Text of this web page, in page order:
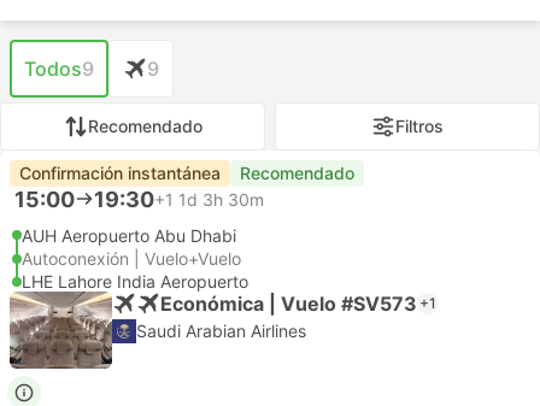
Todos9 9
Recomendado Filtros
Confirmación instantánea Recomendado
15:00 19:30+1 1d 3h 30m
AUH Aeropuerto Abu Dhabi
Autoconexión | Vuelo+Vuelo
LHE Lahore India Aeropuerto
Económica | Vuelo #SV573 +1
Saudi Arabian Airlines